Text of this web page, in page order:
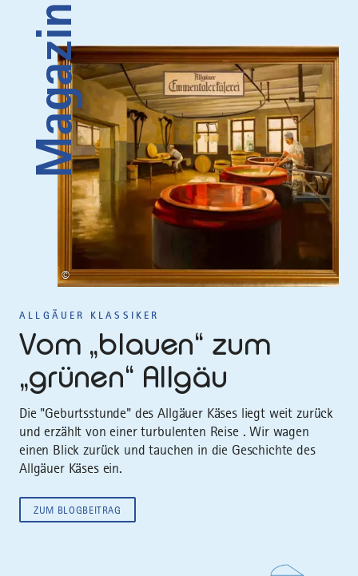
Magazin
ALLGÄUER KLASSIKER
Vom „blauen“ zum
„grünen“ Allgäu
©
Die "Geburtsstunde" des Allgäuer Käses liegt weit zurück
und erzählt von einer turbulenten Reise . Wir wagen
einen Blick zurück und tauchen in die Geschichte des
Allgäuer Käses ein.
ZUM BLOGBEITRAG